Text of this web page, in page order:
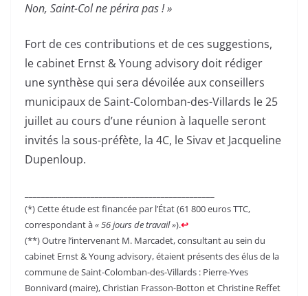
Non, Saint-Col ne périra pas ! »
Fort de ces contributions et de ces suggestions,
le cabinet Ernst & Young advisory doit rédiger
une synthèse qui sera dévoilée aux conseillers
municipaux de Saint-Colomban-des-Villards le 25
juillet au cours d’une réunion à laquelle seront
invités la sous-préfète, la 4C, le Sivav et Jacqueline
Dupenloup.
(*) Cette étude est financée par l’État (61 800 euros TTC,
correspondant à« 56 jours de travail »).↩︎
(**) Outre l’intervenant M. Marcadet, consultant au sein du
cabinet Ernst & Young advisory, étaient présents des élus de la
commune de Saint-Colomban-des-Villards : Pierre-Yves
Bonnivard (maire), Christian Frasson-Botton et Christine Reffet